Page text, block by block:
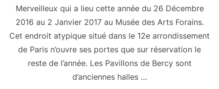
Merveilleux qui a lieu cette année du 26 Décembre
2016 au 2 Janvier 2017 au Musée des Arts Forains.
Cet endroit atypique situé dans le 12e arrondissement
de Paris n’ouvre ses portes que sur réservation le
reste de l’année. Les Pavillons de Bercy sont
d’anciennes halles …